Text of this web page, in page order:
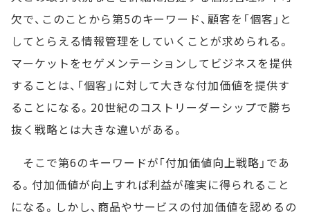
欠で、このことから第5のキーワード、顧客を「個客」と
してとらえる情報管理をしていくことが求められる。
マーケットをセゲメンテーションしてビジネスを提供
することは、「個客」に対して大きな付加価値を提供す
ることになる。20世紀のコストリーダーシップで勝ち
抜く戦略とは大きな違いがある。
そこで第6のキーワードが「付加価値向上戦略」であ
る。付加価値が向上すれば利益が確実に得られること
になる。しかし、商品やサービスの付加価値を認めるの